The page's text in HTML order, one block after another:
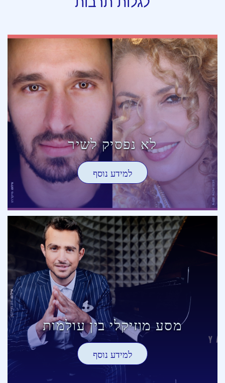
לא נפסיק לשיר
למידע נוסף
מסע מוזיקלי בין עולמות
למידע נוסף